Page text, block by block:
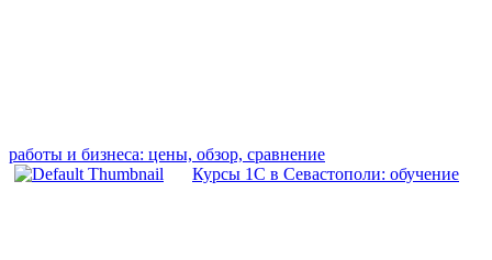
работы и бизнеса: цены, обзор, сравнение
Курсы 1С в Севастополи: обучение